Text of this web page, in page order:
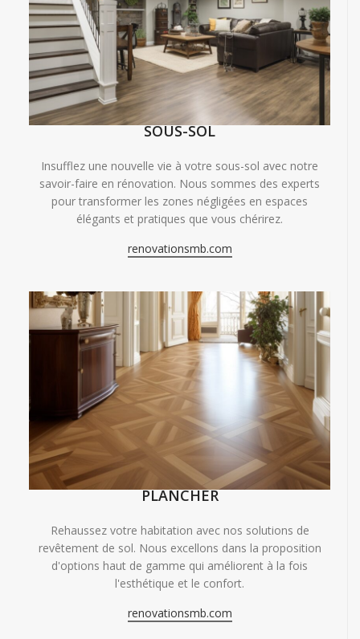
SOUS-SOL
Insufflez une nouvelle vie à votre sous-sol avec notre
savoir-faire en rénovation. Nous sommes des experts
pour transformer les zones négligées en espaces
élégants et pratiques que vous chérirez.
renovationsmb.com
PLANCHER
Rehaussez votre habitation avec nos solutions de
revêtement de sol. Nous excellons dans la proposition
d'options haut de gamme qui améliorent à la fois
l'esthétique et le confort.
renovationsmb.com